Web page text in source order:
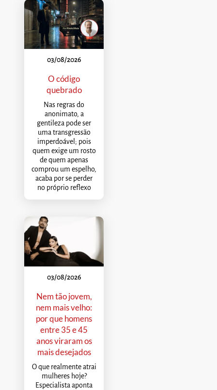
03/08/2026
O código
quebrado
Nas regras do
anonimato, a
gentileza pode ser
uma transgressão
imperdoável; pois
quem exige um rosto
de quem apenas
comprou um espelho,
acaba por se perder
no próprio reflexo
03/08/2026
Nem tão jovem,
nem mais velho:
por que homens
entre 35 e 45
anos viraram os
mais desejados
O que realmente atrai
mulheres hoje?
Especialista aponta